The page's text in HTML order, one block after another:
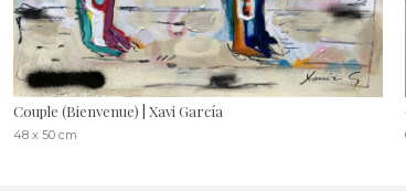
Couple (Bienvenue) | Xavi García
48 x 50 cm